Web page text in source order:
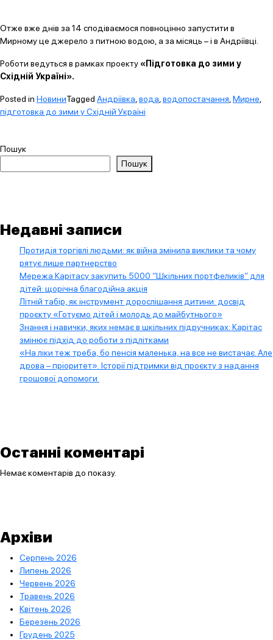
Отже вже днів за 14 сподіваємося повноцінно запустити в
Мирному це джерело з питною водою, а за місяць – і в Андріївці.
Роботи ведуться в рамках проекту «Підготовка до зими у
Східній Україні».
Posted in НовиниTagged Андріївка вода водопостачання Мирне
підготовка до зими у Східній Україні
Пошук
Пошук
Недавні записи
Протидія торгівлі людьми: як війна змінила виклики та чому
рятує лише партнерство
Мережа Карітасу закупить 5000 “Шкільних портфеликів” для
дітей: щорічна благодійна акція
Літній табір, як інструмент дорослішання дитини: досвід
проєкту «Готуємо дітей і молодь до майбутнього»
Знання і навички, яких немає в шкільних підручниках: Карітас
змінює підхід до роботи з підлітками
«На ліки теж треба, бо пенсія маленька, на все не вистачає. Але
дрова – пріоритет». Історії підтримки від проєкту з надання
грошової допомоги
Останні коментарі
Немає коментарів до показу.
Архіви
Серпень 2026
Липень 2026
Червень 2026
Травень 2026
Квітень 2026
Березень 2026
Грудень 2025